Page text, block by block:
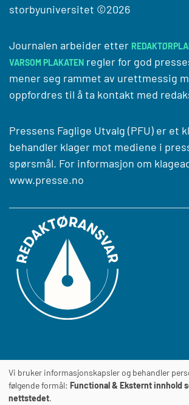
storbyuniversitet ©2026
Journalen arbeider etter
VARSOM PLAKATEN regler for god
mener seg rammet av urettmessig
oppfordres til å ta kontakt med
Pressens Faglige Utvalg (PFU) er et
behandler klager mot mediene i
spørsmål. For informasjon om
www.presse.no
JournalensTILGJENGELIGHETSERKLÆRING
Vi bruker informasjonskapsler og behandler
følgende formål: Functional & Eksternt innhold
nettstedet.